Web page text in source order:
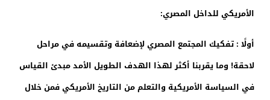
الأمريكي للداخل المصري:
أولًا : تفكيك المجتمع المصري لإضعافة وتقسيمه في مراحل
لاحقة! وما يقربنا أكثر لهذا الهدف الطويل الأمد مبدئ القياس
في السياسة الأمريكية والتعلم من التاريخ الأمريكي فمن خلال